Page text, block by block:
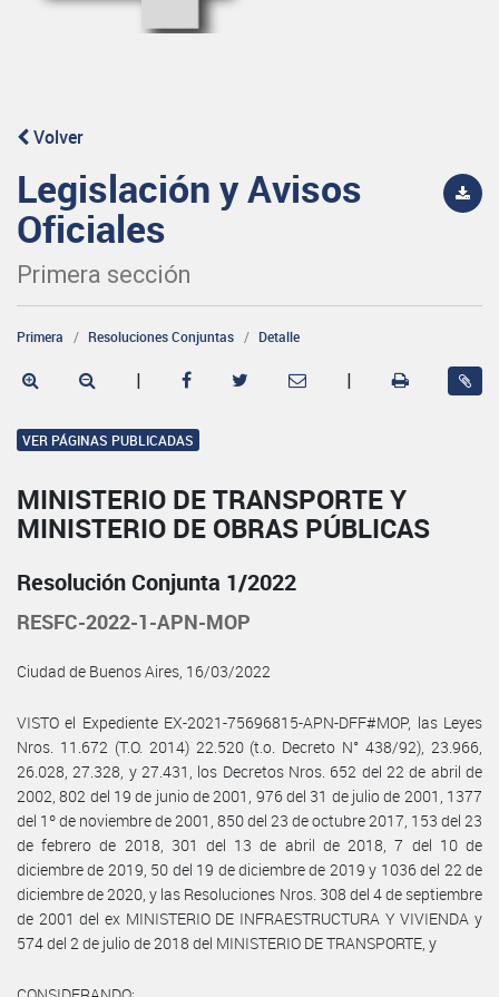
Volver
Legislación y Avisos
Oficiales
Primera sección
Primera Resoluciones Conjuntas Detalle
| |
VER PÁGINAS PUBLICADAS
MINISTERIO DE TRANSPORTE Y
MINISTERIO DE OBRAS PÚBLICAS
Resolución Conjunta 1/2022
RESFC-2022-1-APN-MOP
Ciudad de Buenos Aires, 16/03/2022
VISTO el Expediente EX-2021-75696815-APN-DFF#MOP, las Leyes
Nros. 11.672 (T.O. 2014) 22.520 (t.o. Decreto N° 438/92), 23.966,
26.028, 27.328, y 27.431, los Decretos Nros. 652 del 22 de abril de
2002, 802 del 19 de junio de 2001, 976 del 31 de julio de 2001, 1377
del 1º de noviembre de 2001, 850 del 23 de octubre 2017, 153 del 23
de febrero de 2018, 301 del 13 de abril de 2018, 7 del 10 de
diciembre de 2019, 50 del 19 de diciembre de 2019 y 1036 del 22 de
diciembre de 2020, y las Resoluciones Nros. 308 del 4 de septiembre
de 2001 del ex MINISTERIO DE INFRAESTRUCTURA Y VIVIENDA y
574 del 2 de julio de 2018 del MINISTERIO DE TRANSPORTE, y